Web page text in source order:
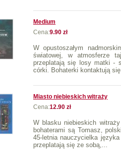
Medium
Cena:9.90 zł
W opustoszałym
światowej, w atmosferze
przeplatają się losy matki -
córki. Bohaterki kontaktują
Miasto niebieskich witraży
Cena:12.90 zł
W blasku niebieskich
bohaterami są Tomasz,
45-letnia nauczycielka
przeplatają się ze sobą,...